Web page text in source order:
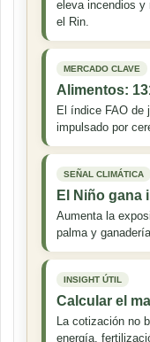
eleva incendios y
el Rin.
MERCADO CLAVE
Alimentos:
El índice FAO de
impulsado por
SEÑAL CLIMÁTICA
El Niño gana
Aumenta la
palma y
INSIGHT ÚTIL
Calcular el
La cotización no
energía,